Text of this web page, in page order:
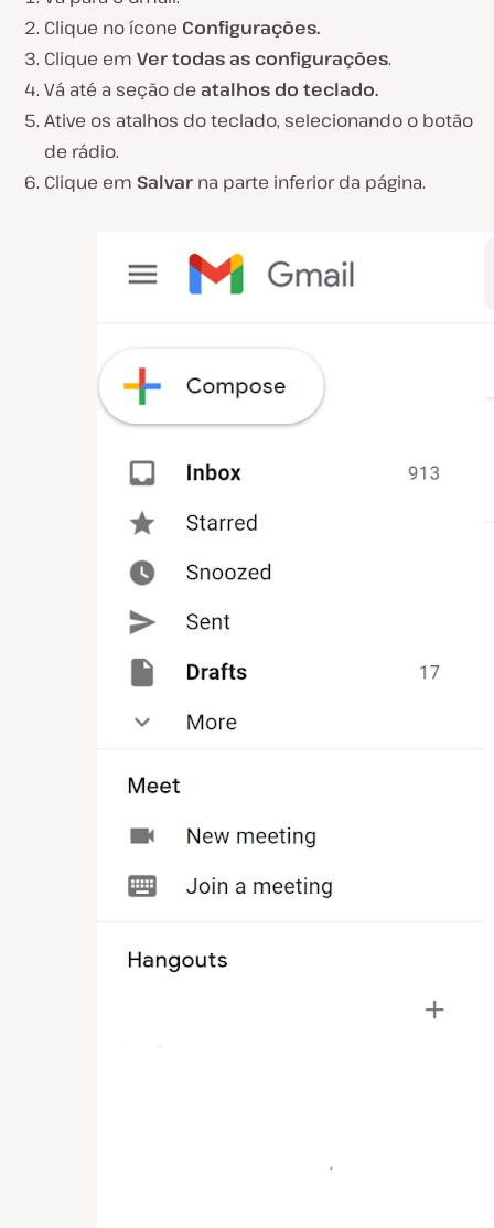
Clique no ícone Configurações.
Clique em Ver todas as configurações.
Vá até a seção de atalhos do teclado.
Ative os atalhos do teclado, selecionando o botão
de rádio.
Clique em Salvar na parte inferior da página.